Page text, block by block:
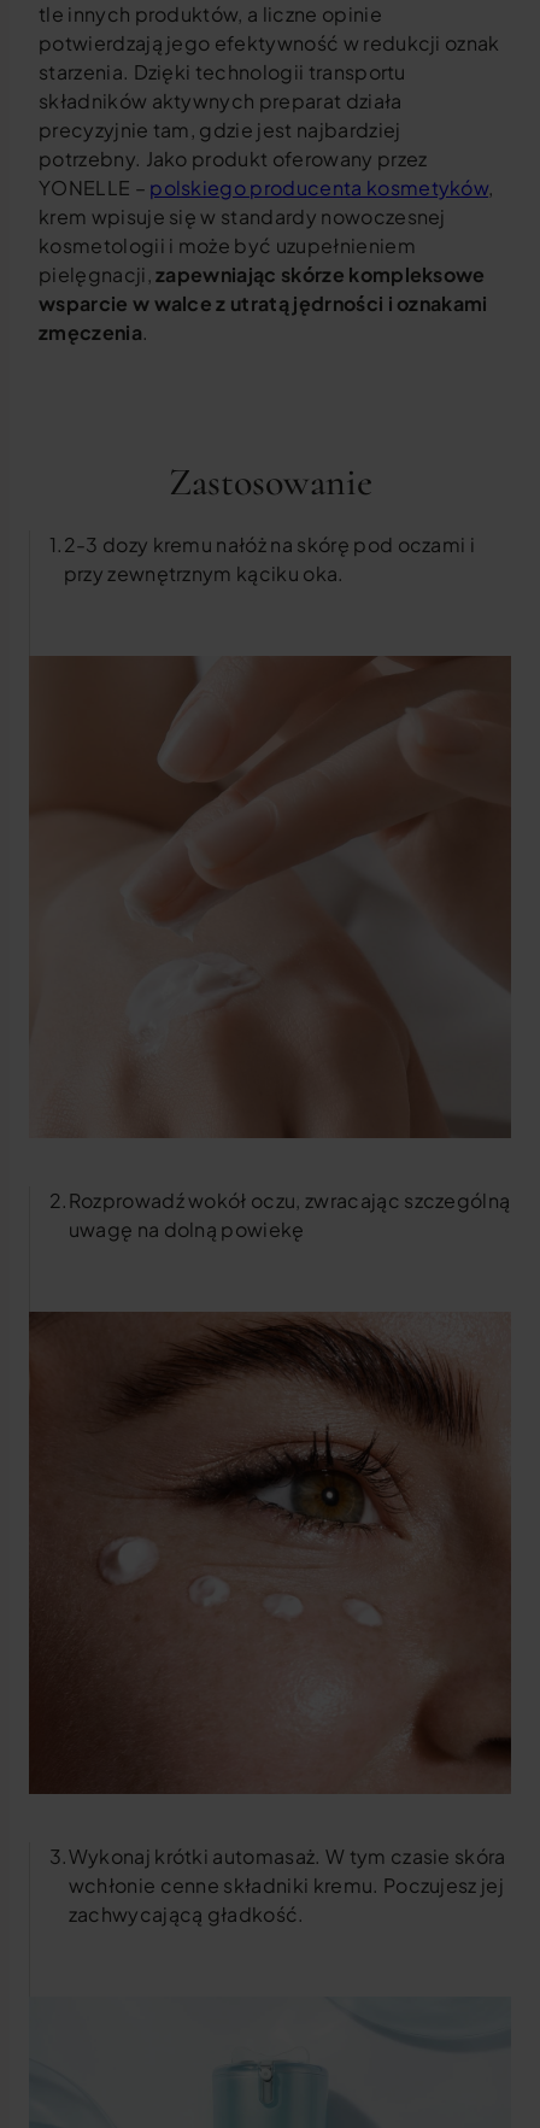
tle innych produktów, a liczne opinie
potwierdzają jego efektywność w redukcji oznak
starzenia. Dzięki technologii transportu
składników aktywnych preparat działa
precyzyjnie tam, gdzie jest najbardziej
potrzebny. Jako produkt oferowany przez
YONELLE – polskiego producenta kosmetyków,
krem wpisuje się w standardy nowoczesnej
kosmetologii i może być uzupełnieniem
pielęgnacji,zapewniając skórze kompleksowe
wsparcie w walce z utratą jędrności i oznakami
zmęczenia.
Zastosowanie
2-3 dozy kremu nałóż na skórę pod oczami i
przy zewnętrznym kąciku oka.
Rozprowadź wokół oczu, zwracając szczególną
uwagę na dolną powiekę
Wykonaj krótki automasaż. W tym czasie skóra
wchłonie cenne składniki kremu. Poczujesz jej
zachwycającą gładkość.